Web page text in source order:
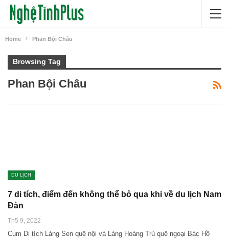
Home Phan Bội Châu
Browsing Tag
Phan Bội Châu
DU LỊCH
7 di tích, điểm đến không thể bỏ qua khi về du lịch Nam
Đàn
Th5 9, 2022
Cụm Di tích Làng Sen quê nội và Làng Hoàng Trù quê ngoại Bác Hồ